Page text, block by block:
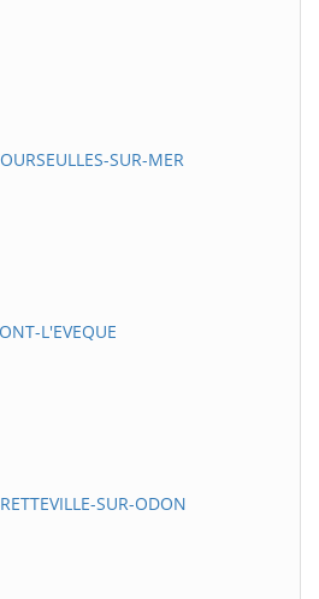
SUR-MER
L'EVEQUE
SUR-ODON